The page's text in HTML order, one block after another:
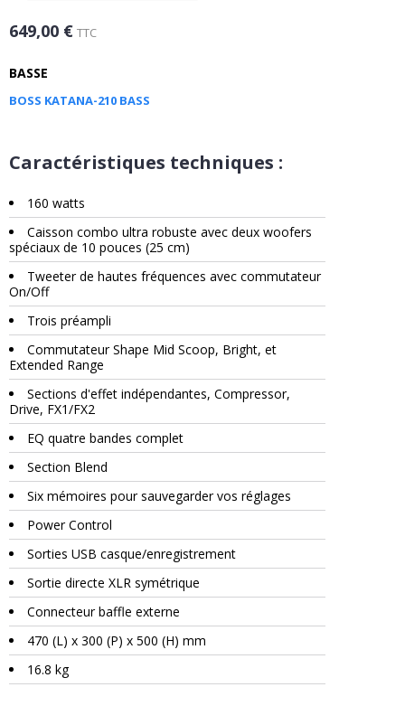
649,00 € TTC
BASSE
BOSS KATANA-210 BASS
Caractéristiques techniques :
160 watts
Caisson combo ultra robuste avec deux woofers
spéciaux de 10 pouces (25 cm)
Tweeter de hautes fréquences avec commutateur
On/Off
Trois préampli
Commutateur Shape Mid Scoop, Bright, et
Extended Range
Sections d'effet indépendantes, Compressor,
Drive, FX1/FX2
EQ quatre bandes complet
Section Blend
Six mémoires pour sauvegarder vos réglages
Power Control
Sorties USB casque/enregistrement
Sortie directe XLR symétrique
Connecteur baffle externe
470 (L) x 300 (P) x 500 (H) mm
16.8 kg